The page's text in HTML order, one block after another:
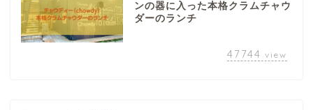
ンの器に入った本格クラムチャウ
ダーのランチ
47744 view